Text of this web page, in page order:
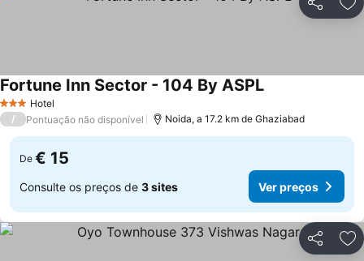
Partilhar
3 EstrelasHotel
Fortune Inn Sector - 104 By ASPLVer preços
/ Pontuação não disponível Noida, a 17.2 km de Ghaziabad
De € 15
Consulte os preços de 3 sites Ver preços
Partilhar